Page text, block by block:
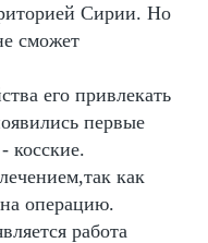
Сирии. Но
сможет
его привлекать
первые
косские.
как
операцию.
работа